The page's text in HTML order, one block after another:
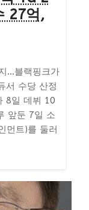
27억,
…블랙핑크가
서 수당 산정
8일 데뷔 10
앞둔 7일 소
먼트)를 둘러